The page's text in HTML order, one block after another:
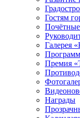
Гостям
Галерея
Премия
Награды